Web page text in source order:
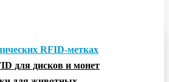
RFID-метках
для дисков и монет